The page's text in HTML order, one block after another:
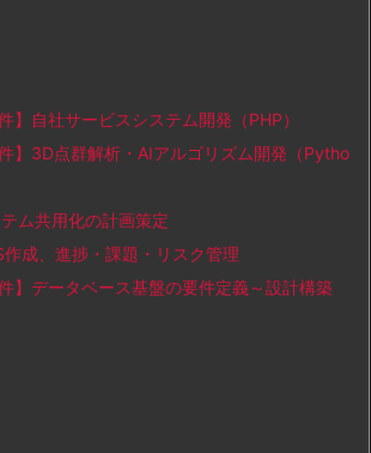
】自社サービスシステム開発（PHP）
】3D点群解析・AIアルゴリズム開発（Pytho
テム共用化の計画策定
作成、進捗・課題・リスク管理
】データベース基盤の要件定義～設計構築